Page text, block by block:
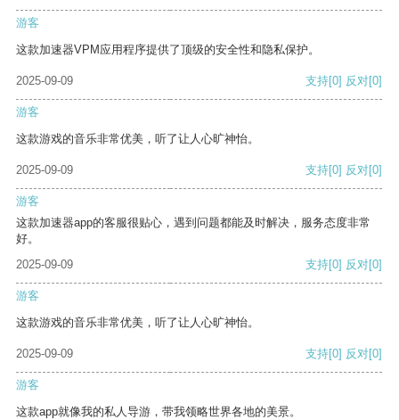
游客
这款加速器VPM应用程序提供了顶级的安全性和隐私保护。
2025-09-09 支持[0] 反对[0]
游客
这款游戏的音乐非常优美，听了让人心旷神怡。
2025-09-09 支持[0] 反对[0]
游客
这款加速器app的客服很贴心，遇到问题都能及时解决，服务态度非常
好。
2025-09-09
支持[0] 反对[0]
游客
这款游戏的音乐非常优美，听了让人心旷神怡。
2025-09-09 支持[0] 反对[0]
游客
这款app就像我的私人导游，带我领略世界各地的美景。